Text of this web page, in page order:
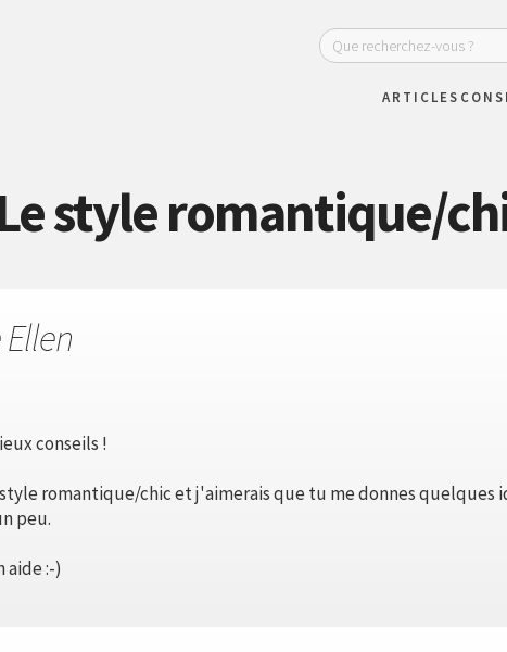
ARTICLES
style romantique/
conseils !
romantique/chic et j'aimerais que tu me donnes quelques
peu.
aide :-)